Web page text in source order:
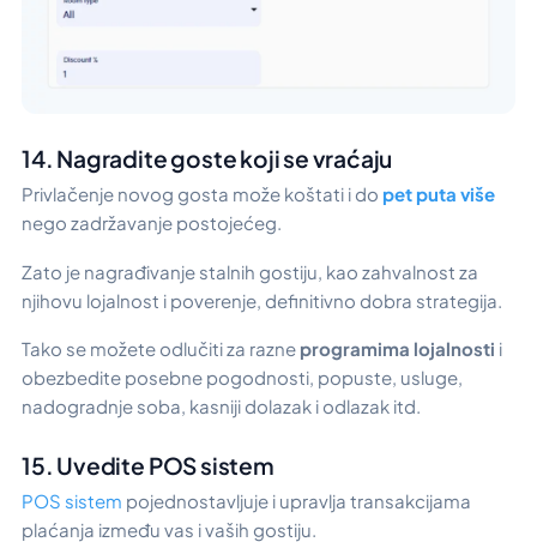
14. Nagradite goste koji se vraćaju
Privlačenje novog gosta može koštati i do pet puta više
nego zadržavanje postojećeg.
Zato je nagrađivanje stalnih gostiju, kao zahvalnost za
njihovu lojalnost i poverenje, definitivno dobra strategija.
Tako se možete odlučiti za razne programima lojalnosti i
obezbedite posebne pogodnosti, popuste, usluge,
nadogradnje soba, kasniji dolazak i odlazak itd.
15. Uvedite POS sistem
POS sistem pojednostavljuje i upravlja transakcijama
plaćanja između vas i vaših gostiju.